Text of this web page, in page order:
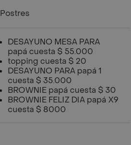
Postres
DESAYUNO MESA PARA
papá cuesta $ 55.000
topping cuesta $ 20
DESAYUNO PARA papá 1
cuesta $ 35.000
BROWNIE papá cuesta $ 30
BROWNIE FELIZ DIA papá X9
cuesta $ 8000